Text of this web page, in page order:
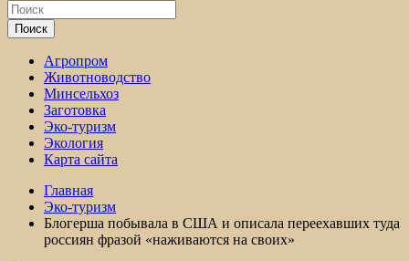
Поиск
Агропром
Животноводство
Минсельхоз
Заготовка
Эко-туризм
Экология
Карта сайта
Главная
Эко-туризм
Блогерша побывала в США и описала переехавших туда
россиян фразой «наживаются на своих»